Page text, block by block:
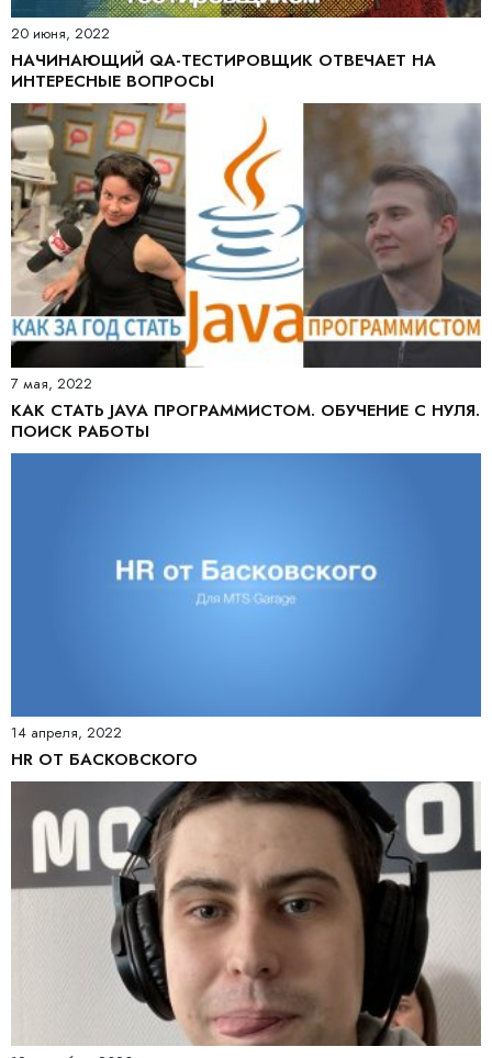
20 июня, 2022
НАЧИНАЮЩИЙ QA-ТЕСТИРОВЩИК ОТВЕЧАЕТ НА
ИНТЕРЕСНЫЕ ВОПРОСЫ
7 мая, 2022
КАК СТАТЬ JAVA ПРОГРАММИСТОМ. ОБУЧЕНИЕ С НУЛЯ.
ПОИСК РАБОТЫ
14 апреля, 2022
HR ОТ БАСКОВСКОГО